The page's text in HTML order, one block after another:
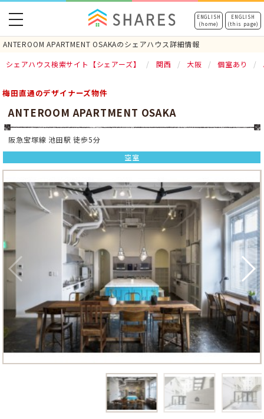
ENGLISH
(home)
ENGLISH
(this page)
ANTEROOM APARTMENT OSAKAのシェアハウス詳細情報
toggle
navigation
シェアハウス検索サイト【シェアーズ】 関西 大阪 個室あり
梅田直通のデザイナーズ物件
ANTEROOM APARTMENT OSAKA
阪急宝塚線 池田駅 徒歩5分
空室